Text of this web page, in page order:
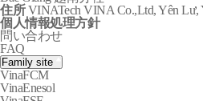
住所 VINATech VINA Co.,Ltd, Yên Lư,
個人情報処理方針
問い合わせ
FAQ
Family site
VinaFCM
VinaEnesol